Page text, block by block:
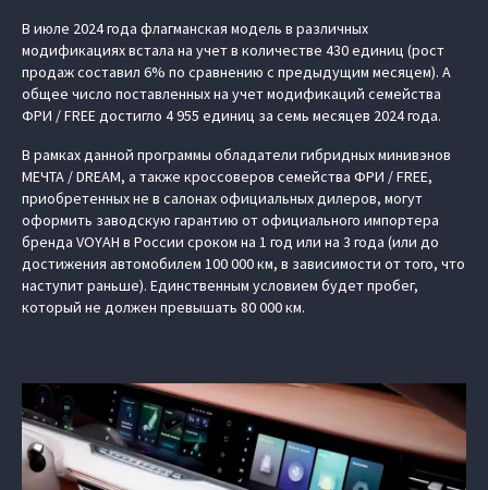
В июле 2024 года флагманская модель в различных
модификациях встала на учет в количестве 430 единиц (рост
продаж составил 6% по сравнению с предыдущим месяцем). А
общее число поставленных на учет модификаций семейства
ФРИ / FREE достигло 4 955 единиц за семь месяцев 2024 года.
В рамках данной программы обладатели гибридных минивэнов
МЕЧТА / DREAM, а также кроссоверов семейства ФРИ / FREE,
приобретенных не в салонах официальных дилеров, могут
оформить заводскую гарантию от официального импортера
бренда VOYAH в России сроком на 1 год или на 3 года (или до
достижения автомобилем 100 000 км, в зависимости от того, что
наступит раньше). Единственным условием будет пробег,
который не должен превышать 80 000 км.